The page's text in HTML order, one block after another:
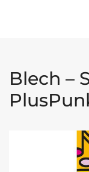
Blech –